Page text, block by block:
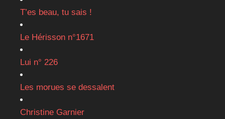
T’es beau, tu sais !
Le Hérisson n°1671
Lui n° 226
Les morues se dessalent
Christine Garnier